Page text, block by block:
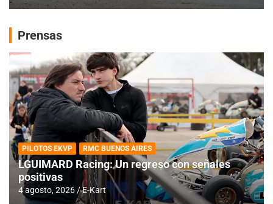
Prensas
PILOTOS EKVP RMC BUENOS AIRES
LGUIMARD Racing: Un regreso con señales
positivas
4 agosto, 2026 E-Kart